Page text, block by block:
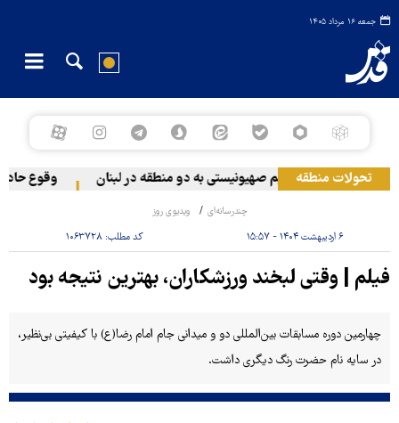
جمعه ۱۶ مرداد ۱۴۰۵
تحولات منطقهحمله رژیم صهیونیستی به دو منطقه در لبنان وقوع
چندرسانه‌ای ویدیوی روز
۶ اردیبهشت ۱۴۰۴ - ۱۵:۵۷ کد مطلب:۱۰۶۳۷۲۸
فیلم | وقتی لبخند ورزشکاران، بهترین نتیجه بود
چهارمین دوره مسابقات بین‌المللی دو و میدانی جام امام رضا(ع) با کیفیتی بی‌نظیر،
در سایه‌ نام حضرت رنگ دیگری داشت.